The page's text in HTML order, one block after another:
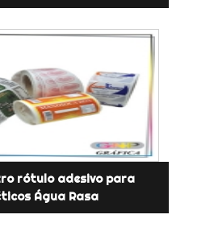
rótulo adesivo para
Água Rasa